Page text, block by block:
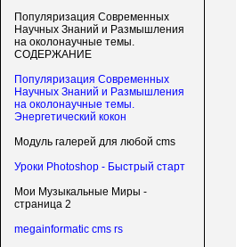
Популяризация Современных
Научных Знаний и Размышления
на околонаучные темы.
СОДЕРЖАНИЕ
Популяризация Современных
Научных Знаний и Размышления
на околонаучные темы.
Энергетический кокон
Модуль галерей для любой cms
Уроки Photoshop - Быстрый старт
Мои Музыкальные Миры -
страница 2
megainformatic cms rs